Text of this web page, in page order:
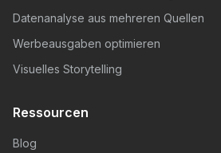
Datenanalyse aus mehreren Quellen
Werbeausgaben optimieren
Visuelles Storytelling
Ressourcen
Blog